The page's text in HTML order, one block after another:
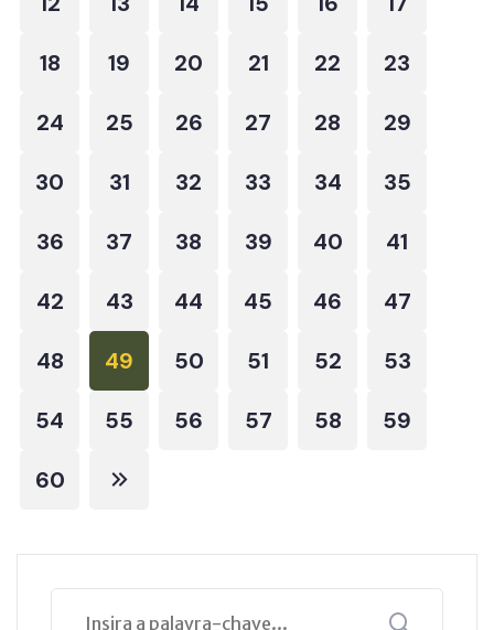
18 19 20 21 22 23
24 25 26 27 28 29
30 31 32 33 34 35
36 37 38 39 40 41
42 43 44 45 46 47
48 49 50 51 52 53
54 55 56 57 58 59
60